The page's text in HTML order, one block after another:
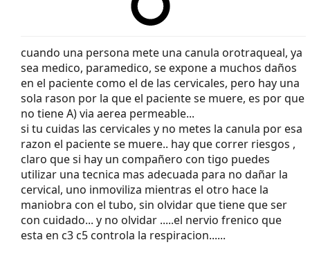
cuando una persona mete una canula orotraqueal, ya
sea medico, paramedico, se expone a muchos daños
en el paciente como el de las cervicales, pero hay una
sola rason por la que el paciente se muere, es por que
no tiene A) via aerea permeable...
si tu cuidas las cervicales y no metes la canula por esa
razon el paciente se muere.. hay que correr riesgos ,
claro que si hay un compañero con tigo puedes
utilizar una tecnica mas adecuada para no dañar la
cervical, uno inmoviliza mientras el otro hace la
maniobra con el tubo, sin olvidar que tiene que ser
con cuidado... y no olvidar .....el nervio frenico que
esta en c3 c5 controla la respiracion......